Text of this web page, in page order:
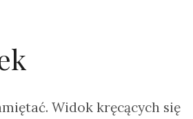
Widok kręcących się